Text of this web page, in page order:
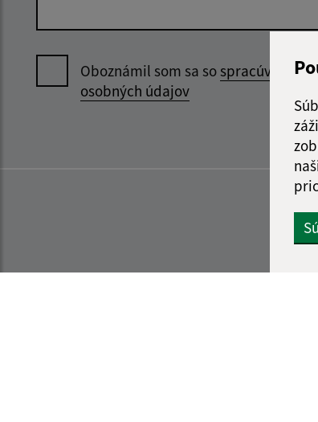
Oboznámil som sa sospracúvaním
osobných údajov